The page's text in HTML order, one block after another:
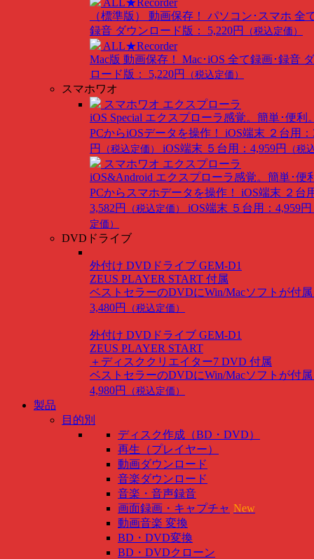
（標準版） 動画保存！ パソコン･スマホ 全
録音 ダウンロード版： 5,220円 （税込定価）
ALL★Recorder
Mac版 動画保存！ Mac･iOS 全て録画･録音
ロード版： 5,220円
（税込定価）
スマホワオ
スマホワオ エクスプローラ
iOS Special エクスプローラ感覚。簡単･便利
PCからiOSデータを操作！ iOS端末 ２台用：
円
（税込定価） iOS端末 ５台用：4,959円 （税
スマホワオ エクスプローラ
iOS&Android エクスプローラ感覚。簡単･便
PCからスマホデータを操作！ iOS端末 ２台
3,582円
（税込定価） iOS端末 ５台用：4,959円
定価）
DVDドライブ
外付け DVDドライブ GEM-D1
ZEUS PLAYER START 付属
ベストセラーのDVDにWin/Macソフトが付
3,480円
（税込定価）
外付け DVDドライブ GEM-D1
ZEUS PLAYER START
＋ディスククリエイター7 DVD 付属
ベストセラーのDVDにWin/Macソフトが付
4,980円
（税込定価）
製品
目的別
ディスク作成（BD・DVD）
再生（プレイヤー）
動画ダウンロード
音楽ダウンロード
音楽・音声録音
画面録画・キャプチャ New
動画音楽 変換
BD・DVD変換
BD・DVDクローン